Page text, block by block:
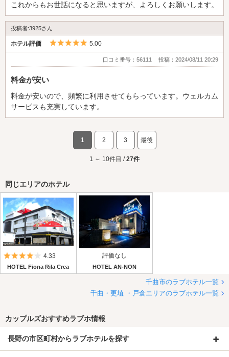
これからもお世話になると思いますが、よろしくお願いします。
投稿者:3925さん
ホテル評価 5つ星のうち5
5.00
口コミ番号：56111 投稿：2024/08/11 20:29
料金が安い
料金が安いので、頻繁に利用させてもらっています。ウェルカム
サービスも充実しています。
1 2 3 最後
1 ～ 10件目 /27件
同じエリアのホテル
5つ星のうち4
4.33
HOTEL Fiona Rila Crea
評価なし
HOTEL AN-NON
千曲市のラブホテル一覧
千曲・更埴 ・戸倉エリアのラブホテル一覧
カップルズおすすめラブホ情報
長野の市区町村からラブホテルを探す